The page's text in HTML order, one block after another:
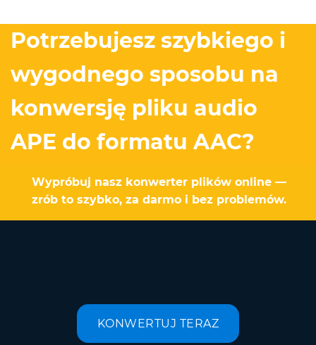
Potrzebujesz szybkiego i
wygodnego sposobu na
konwersję pliku audio
APE do formatu AAC?
Wypróbuj nasz konwerter plików online —
zrób to szybko, za darmo i bez problemów.
KONWERTUJ TERAZ